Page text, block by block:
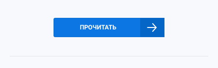
ПРОЧИТАТЬ